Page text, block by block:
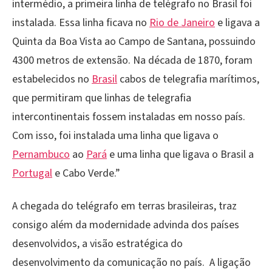
intermédio, a primeira linha de telégrafo no Brasil foi
instalada. Essa linha ficava no Rio de Janeiro e ligava a
Quinta da Boa Vista ao Campo de Santana, possuindo
4300 metros de extensão. Na década de 1870, foram
estabelecidos no Brasil cabos de telegrafia marítimos,
que permitiram que linhas de telegrafia
intercontinentais fossem instaladas em nosso país.
Com isso, foi instalada uma linha que ligava o
Pernambuco ao Pará e uma linha que ligava o Brasil a
Portugal e Cabo Verde.”
A chegada do telégrafo em terras brasileiras, traz
consigo além da modernidade advinda dos países
desenvolvidos, a visão estratégica do
desenvolvimento da comunicação no país. A ligação